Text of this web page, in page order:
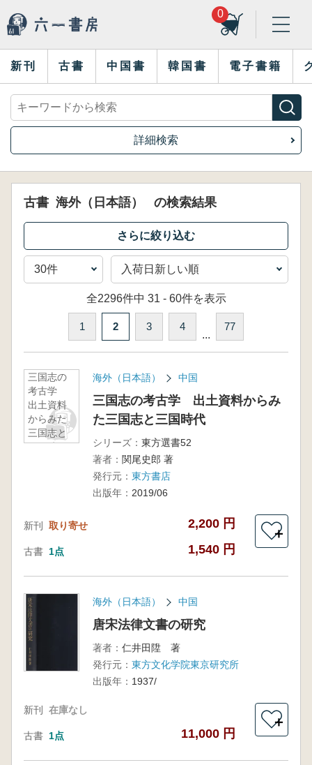
0
新刊 古書 中国書 韓国書 電子書籍
詳細検索
古書 海外（日本語） の検索結果
全2296件中 31 - 60件を表示
1 2 3 4
...
77
三国志の
考古学
出土資料
からみた
三国志と
三国時代
海外（日本語） 中国
三国志の考古学 出土資料からみ
た三国志と三国時代
シリーズ： 東方選書52
著者： 関尾史郎 著
発行元： 東方書店
出版年： 2019/06
新刊 取り寄せ 2,200 円
古書 1点 1,540 円
＋
海外（日本語） 中国
唐宋法律文書の研究
著者： 仁井田陞 著
発行元： 東方文化学院東京研究所
出版年： 1937/
新刊 在庫なし
古書 1点 11,000 円
＋